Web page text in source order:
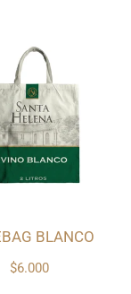
$6.000
BLANCO